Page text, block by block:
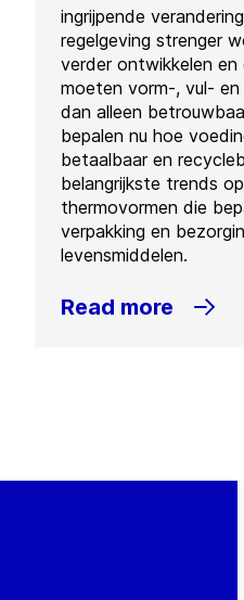
ingrijpende
regelgeving strenger
verder ontwikkelen
moeten vorm-, vul- en
dan alleen
bepalen nu hoe
betaalbaar en
belangrijkste trends
thermovormen die
verpakking en
levensmiddelen.
Read more